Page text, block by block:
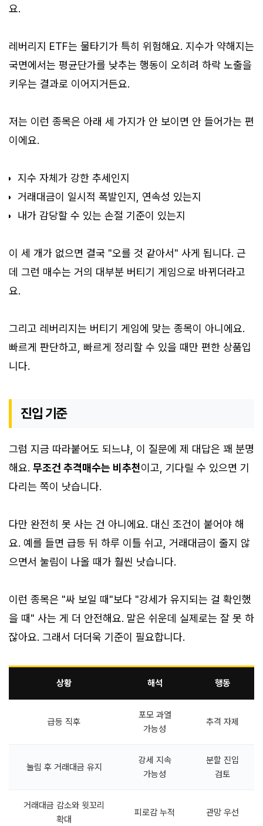
요.
레버리지 ETF는 물타기가 특히 위험해요. 지수가 약해지는
국면에서는 평균단가를 낮추는 행동이 오히려 하락 노출을
키우는 결과로 이어지거든요.
저는 이런 종목은 아래 세 가지가 안 보이면 안 들어가는 편
이에요.
지수 자체가 강한 추세인지
거래대금이 일시적 폭발인지, 연속성 있는지
내가 감당할 수 있는 손절 기준이 있는지
이 세 개가 없으면 결국 "오를 것 같아서" 사게 됩니다. 근
데 그런 매수는 거의 대부분 버티기 게임으로 바뀌더라고
요.
그리고 레버리지는 버티기 게임에 맞는 종목이 아니에요.
빠르게 판단하고, 빠르게 정리할 수 있을 때만 편한 상품입
니다.
진입 기준
그럼 지금 따라붙어도 되느냐, 이 질문에 제 대답은 꽤 분명
해요. 무조건 추격매수는 비추천이고, 기다릴 수 있으면 기
다리는 쪽이 낫습니다.
다만 완전히 못 사는 건 아니에요. 대신 조건이 붙어야 해
요. 예를 들면 급등 뒤 하루 이틀 쉬고, 거래대금이 줄지 않
으면서 눌림이 나올 때가 훨씬 낫습니다.
이런 종목은 "싸 보일 때"보다 "강세가 유지되는 걸 확인했
을 때" 사는 게 더 안전해요. 말은 쉬운데 실제로는 잘 못 하
잖아요. 그래서 더더욱 기준이 필요합니다.
상황 해석 행동
급등 직후
포모 과열
가능성
추격 자제
눌림 후 거래대금 유지
강세 지속
가능성
분할 진입
검토
거래대금 감소와 윗꼬리
확대
피로감 누적 관망 우선